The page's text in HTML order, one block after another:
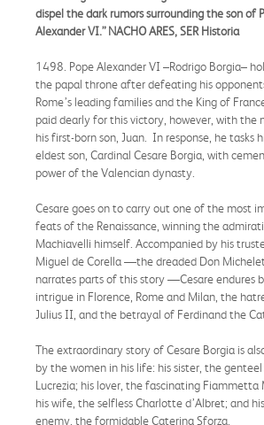
dispel the dark rumors surrounding the son of
Alexander VI.” NACHO ARES, SER Historia
1498. Pope Alexander VI –Rodrigo Borgia–
the papal throne after defeating his
Rome’s leading families and the King of
paid dearly for this victory, however, with the
his first-born son, Juan. In response, he tasks
eldest son, Cardinal Cesare Borgia, with
power of the Valencian dynasty.
Cesare goes on to carry out one of the most
feats of the Renaissance, winning the
Machiavelli himself. Accompanied by his
Miguel de Corella —the dreaded Don
narrates parts of this story —Cesare endures
intrigue in Florence, Rome and Milan, the
Julius II, and the betrayal of Ferdinand the
The extraordinary story of Cesare Borgia is
by the women in his life: his sister, the
Lucrezia; his lover, the fascinating Fiammetta
his wife, the selfless Charlotte d’Albret; and
enemy, the formidable Caterina Sforza.